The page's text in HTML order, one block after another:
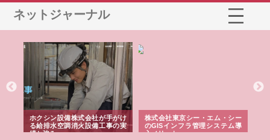
ネットジャーナル
ホクシン設備株式会社が手がけ
る給排水空調消火設備工事の実
績と強み
株式会社東京シー・エム・シー
のGISインフラ管理システム導
入メリット